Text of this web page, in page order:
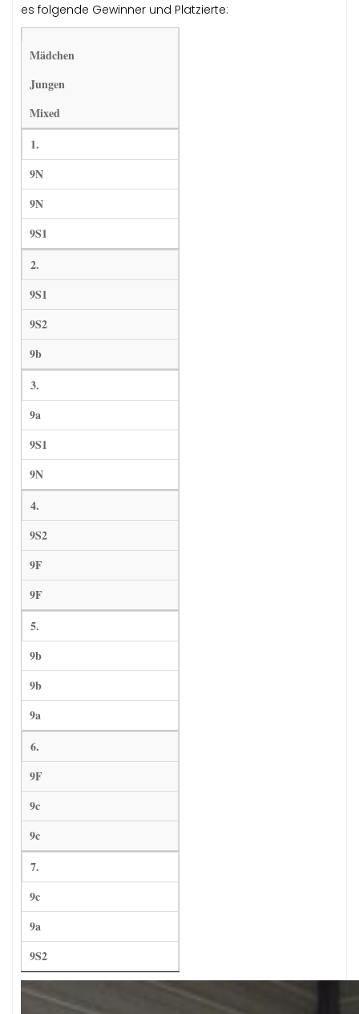
es folgende Gewinner und Platzierte:
Mädchen
Jungen
Mixed
1.
9N
9N
9S1
2.
9S1
9S2
9b
3.
9a
9S1
9N
4.
9S2
9F
9F
5.
9b
9b
9a
6.
9F
9c
9c
7.
9c
9a
9S2